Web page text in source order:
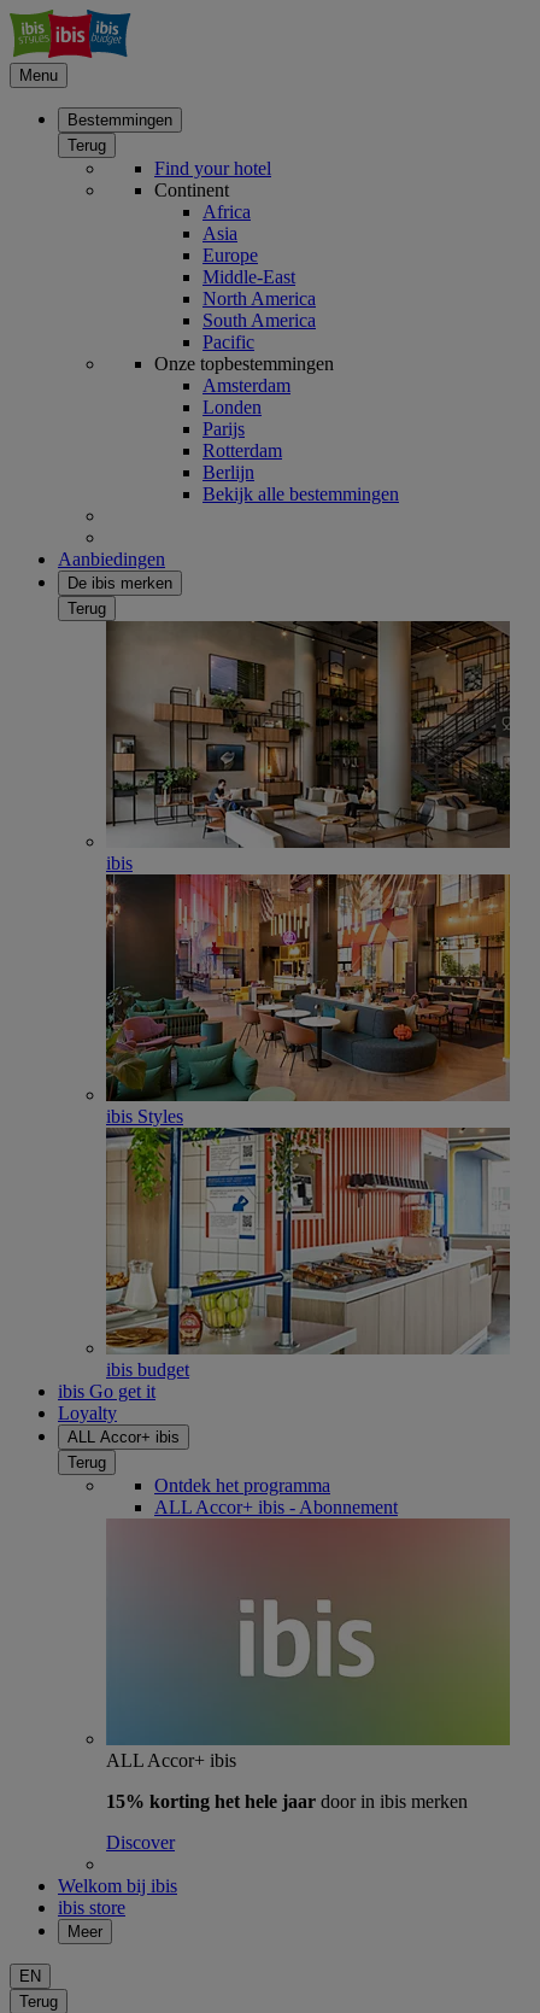
Menu
Bestemmingen
Terug
Find your hotel
Continent
Africa
Asia
Europe
Middle-East
North America
South America
Pacific
Onze topbestemmingen
Amsterdam
Londen
Parijs
Rotterdam
Berlijn
Bekijk alle bestemmingen
Aanbiedingen
De ibis merken
Terug
ibis
ibis Styles
ibis budget
ibis Go get it
Loyalty
ALL Accor+ ibis
Terug
Ontdek het programma
ALL Accor+ ibis - Abonnement
ALL Accor+ ibis
15% korting het hele jaar door in ibis merken
Discover
Welkom bij ibis
ibis store
Meer
EN
Terug